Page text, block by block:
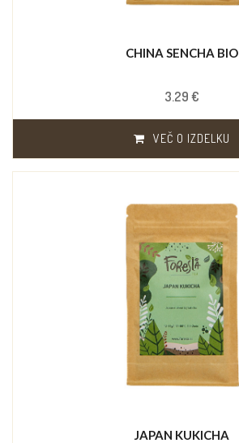
CHINA SENCHA BIO
3.29 €
VEČ O IZDELKU
JAPAN KUKICHA